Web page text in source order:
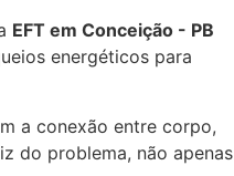
EFT em Conceição - PB
energéticos para
a conexão entre corpo,
do problema, não apenas